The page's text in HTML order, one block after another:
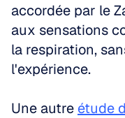
accordée par le
aux sensations
la respiration,
l'expérience.
Une autre étude